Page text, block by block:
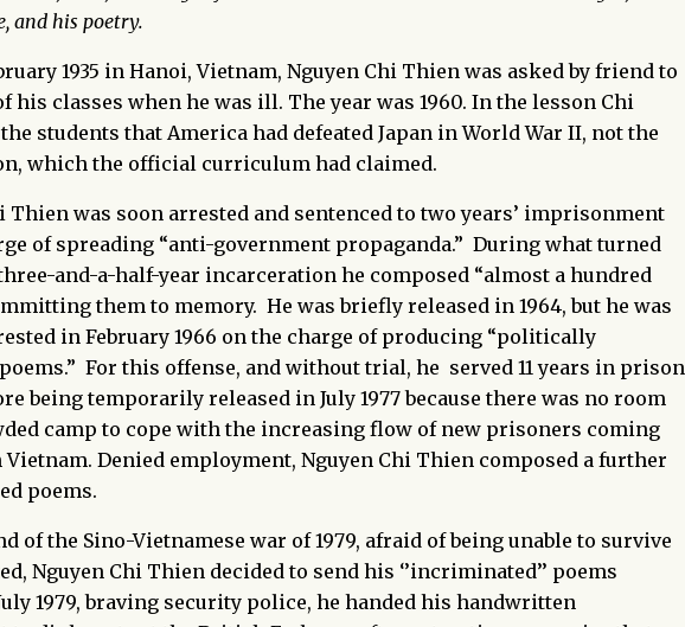
and his poetry.
1935 in Hanoi, Vietnam, Nguyen Chi Thien was asked by friend to
his classes when he was ill. The year was 1960. In the lesson Chi
students that America had defeated Japan in World War II, not the
which the official curriculum had claimed.
Thien was soon arrested and sentenced to two years’ imprisonment
of spreading “anti-government propaganda.” During what turned
and-a-half-year incarceration he composed “almost a hundred
them to memory. He was briefly released in 1964, but he was
in February 1966 on the charge of producing “politically
For this offense, and without trial, he served 11 years in prison
being temporarily released in July 1977 because there was no room
camp to cope with the increasing flow of new prisoners coming
Vietnam. Denied employment, Nguyen Chi Thien composed a further
poems.
of the Sino-Vietnamese war of 1979, afraid of being unable to survive
Nguyen Chi Thien decided to send his ‘’incriminated’’ poems
1979, braving security police, he handed his handwritten